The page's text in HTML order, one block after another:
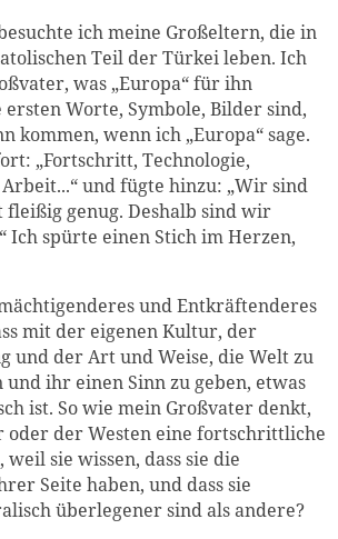
ich meine Großeltern, die in
Teil der Türkei leben. Ich
was „Europa“ für ihn
Worte, Symbole, Bilder sind,
kommen, wenn ich „Europa“ sage.
„Fortschritt, Technologie,
und fügte hinzu: „Wir sind
genug. Deshalb sind wir
Ich spürte einen Stich im Herzen,
und Entkräftenderes
mit der eigenen Kultur, der
und der Art und Weise, die Welt zu
ihr einen Sinn zu geben, etwas
ist. So wie mein Großvater denkt,
oder der Westen eine fortschrittliche
sie wissen, dass sie die
Seite haben, und dass sie
überlegener sind als andere?